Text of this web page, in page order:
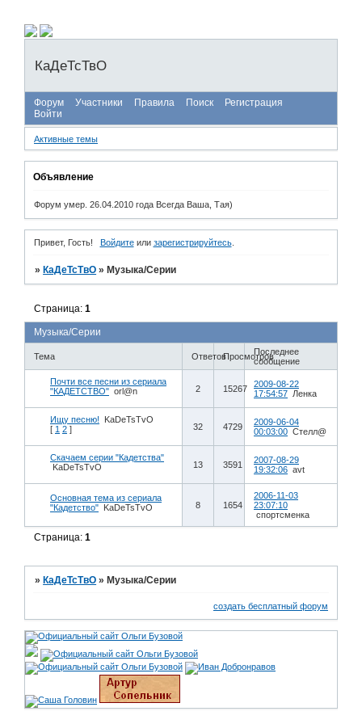
КаДеТсТвО
Форум Участники Правила Поиск
Регистрация
Войти
Активные темы
Объявление
Форум умер. 26.04.2010 года Всегда Ваша, Тая)
Привет, Гость! Войдитеили зарегистрируйтесь.
» КаДеТсТвО » Музыка/Серии
Музыка/Серии
Страница:1
Тема ОтветовПросмотровПоследнее
сообщение
Почти все песни из сериала
"КАДЕТСТВО" orl@n 2 15267
2009-08-22
17:54:57 Ленка
Ищу песню!
KaDeTsTvO
[ 1 2 ] 32 4729
2009-06-04
00:03:00 Стелл@
Скачаем серии "Кадетства"
KaDeTsTvO
13 3591
2007-08-29
19:32:06 avt
Основная тема из сериала
"Кадетство" KaDeTsTvO 8 1654
2006-11-03
23:07:10
спортсменка
Страница:1
» КаДеТсТвО » Музыка/Серии
создать бесплатный форум